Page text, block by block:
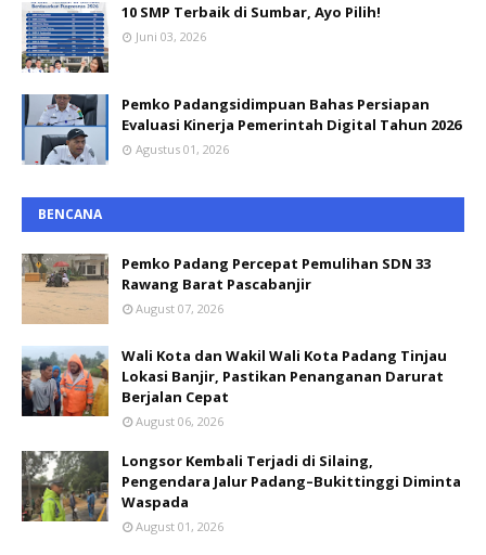
10 SMP Terbaik di Sumbar, Ayo Pilih!
Juni 03, 2026
Pemko Padangsidimpuan Bahas Persiapan
Evaluasi Kinerja Pemerintah Digital Tahun 2026
Agustus 01, 2026
BENCANA
Pemko Padang Percepat Pemulihan SDN 33
Rawang Barat Pascabanjir
August 07, 2026
Wali Kota dan Wakil Wali Kota Padang Tinjau
Lokasi Banjir, Pastikan Penanganan Darurat
Berjalan Cepat
August 06, 2026
Longsor Kembali Terjadi di Silaing,
Pengendara Jalur Padang–Bukittinggi Diminta
Waspada
August 01, 2026